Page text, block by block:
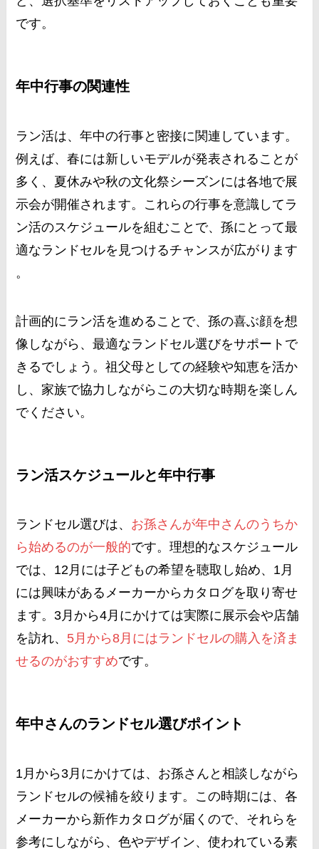
です​​。
年中行事の関連性
ラン活は、年中の行事と密接に関連しています。
例えば、春には新しいモデルが発表されることが
多く、夏休みや秋の文化祭シーズンには各地で展
示会が開催されます。これらの行事を意識してラ
ン活のスケジュールを組むことで、孫にとって最
適なランドセルを見つけるチャンスが広がります​
。
計画的にラン活を進めることで、孫の喜ぶ顔を想
像しながら、最適なランドセル選びをサポートで
きるでしょう。祖父母としての経験や知恵を活か
し、家族で協力しながらこの大切な時期を楽しん
でください。
ラン活スケジュールと年中行事
ランドセル選びは、 お孫さんが年中さんのうちか
ら始めるのが一般的です。理想的なスケジュール
では、12月には子どもの希望を聴取し始め、1月
には興味があるメーカーからカタログを取り寄せ
ます。3月から4月にかけては実際に展示会や店舗
を訪れ、 5月から8月にはランドセルの購入を済ま
せるのがおすすめです​​。
年中さんのランドセル選びポイント
1月から3月にかけては、お孫さんと相談しながら
ランドセルの候補を絞ります。この時期には、各
メーカーから新作カタログが届くので、それらを
参考にしながら、色やデザイン、使われている素